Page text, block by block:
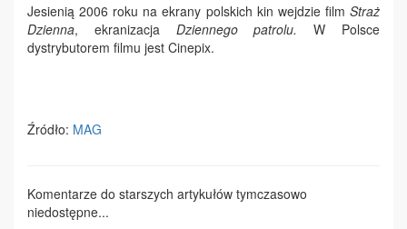
Jesienią 2006 roku na ekrany polskich kin wejdzie film Straż
Dzienna, ekranizacja Dziennego patrolu.
W Polsce
dystrybutorem filmu jest Cinepix.
Źródło: MAG
Komentarze do starszych artykułów tymczasowo
niedostępne...